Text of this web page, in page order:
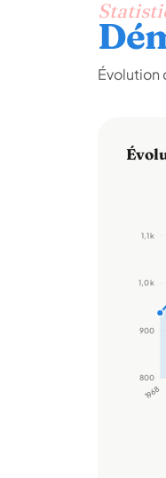
Évolution
800
900
1,0 k
1,1 k
1968